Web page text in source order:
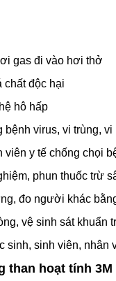
gas đi vào hơi thở
chất độc hại
hô hấp
bệnh virus, vi trùng,
viên y tế chống chọi
phun thuốc trừ
đo người khác
vệ sinh sát khuẩn
sinh, sinh viên, nhân
than hoạt tính 3M